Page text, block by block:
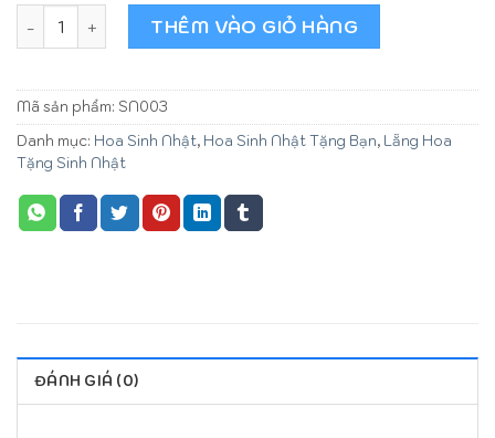
Ngọt Ngào số lượngTHÊM VÀO GIỎ HÀNG
Mã sản phẩm: SN003
Danh mục: Hoa Sinh Nhật, Hoa Sinh Nhật Tặng Bạn, Lẵng Hoa
Tặng Sinh Nhật
ĐÁNH GIÁ (0)